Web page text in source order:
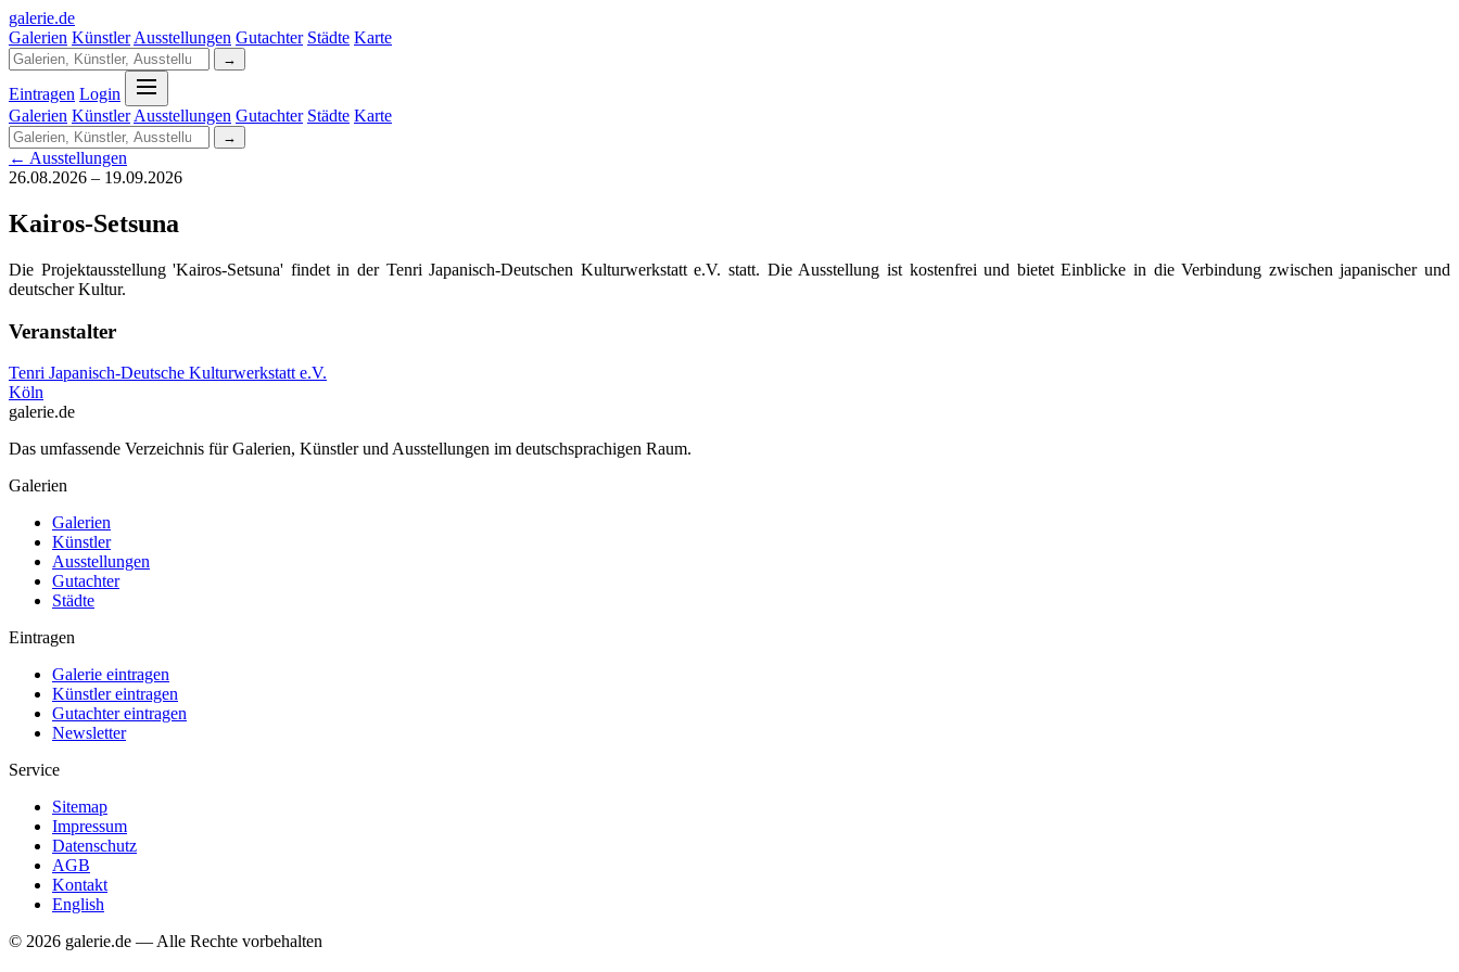
galerie.de
Galerien Künstler Ausstellungen Gutachter Städte Karte
→
Eintragen Login
Galerien Künstler Ausstellungen Gutachter Städte Karte
→
← Ausstellungen
26.08.2026 – 19.09.2026
Kairos-Setsuna
Die Projektausstellung 'Kairos-Setsuna' findet in der Tenri Japanisch-Deutschen Kulturwerkstatt e.V. statt. Die Ausstellung ist kostenfrei und bietet Einblicke in die Verbindung zwischen japanischer und
deutscher Kultur.
Veranstalter
Tenri Japanisch-Deutsche Kulturwerkstatt e.V.
Köln
galerie.de
Das umfassende Verzeichnis für Galerien, Künstler und Ausstellungen im deutschsprachigen Raum.
Galerien
Galerien
Künstler
Ausstellungen
Gutachter
Städte
Eintragen
Galerie eintragen
Künstler eintragen
Gutachter eintragen
Newsletter
Service
Sitemap
Impressum
Datenschutz
AGB
Kontakt
English
© 2026 galerie.de — Alle Rechte vorbehalten